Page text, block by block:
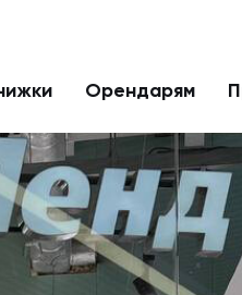
Орендарям